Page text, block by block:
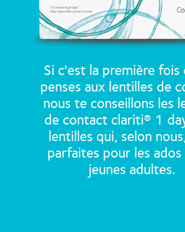
Si c'est la première
penses aux lentilles de
nous te conseillons les
de contact clariti® 1
lentilles qui, selon
parfaites pour les
jeunes adultes.